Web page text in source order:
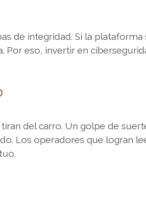
de integridad. Si la plataforma
eso, invertir en
del carro. Un golpe de
Los operadores que logran